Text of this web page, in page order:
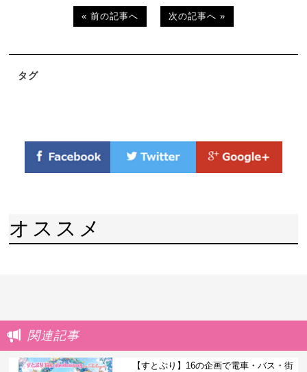
« 前の記事へ 次の記事へ »
タグ
オススメ
関連記事
【すとぷり】16の企画で電車・バス・街